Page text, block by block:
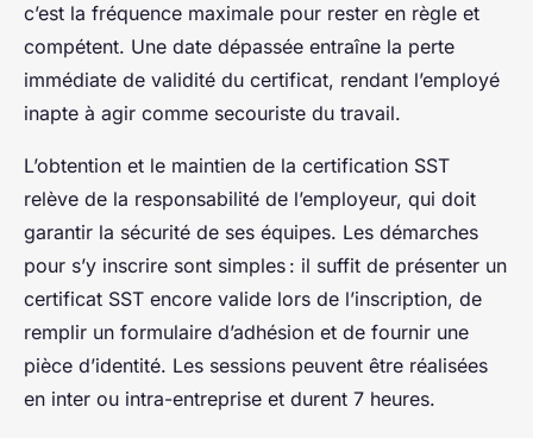
c’est la fréquence maximale pour rester en règle et
compétent. Une date dépassée entraîne la perte
immédiate de validité du certificat, rendant l’employé
inapte à agir comme secouriste du travail.
L’obtention et le maintien de la certification SST
relève de la responsabilité de l’employeur, qui doit
garantir la sécurité de ses équipes. Les démarches
pour s’y inscrire sont simples : il suffit de présenter un
certificat SST encore valide lors de l’inscription, de
remplir un formulaire d’adhésion et de fournir une
pièce d’identité. Les sessions peuvent être réalisées
en inter ou intra-entreprise et durent 7 heures.